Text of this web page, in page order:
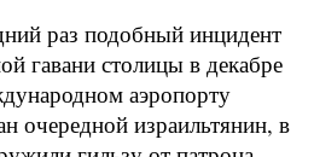
раз подобный инцидент
гавани столицы в декабре
аэропорту
очередной израильтянин, в